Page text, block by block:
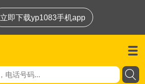
立即下载yp1083手机app